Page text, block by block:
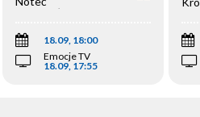
Inowrocław
18.09, 18:00
Emocje TV
18.09, 17:55